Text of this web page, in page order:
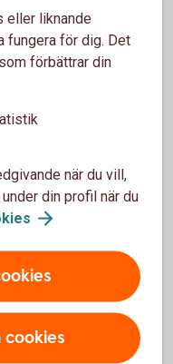
bygden
som ett ovanligt
många med Anders
Ohlsson, finansiell
berättar:
inte vilka Anders och
eller liknande
fungera för dig. Det
förbättrar din
när du vill,
din profil när du
cookies